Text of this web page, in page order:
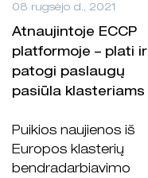
08 rugsėjo d., 2021
Atnaujintoje ECCP
platformoje – plati ir
patogi paslaugų
pasiūla klasteriams
Puikios naujienos iš
Europos klasterių
bendradarbiavimo